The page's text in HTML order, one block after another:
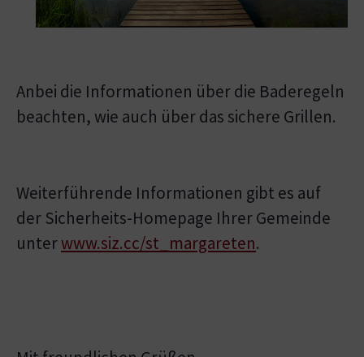
Anbei die Informationen über die Baderegeln
beachten, wie auch über das sichere Grillen.
Weiterführende Informationen gibt es auf
der Sicherheits-Homepage Ihrer Gemeinde
unterwww.siz.cc/st_margareten.